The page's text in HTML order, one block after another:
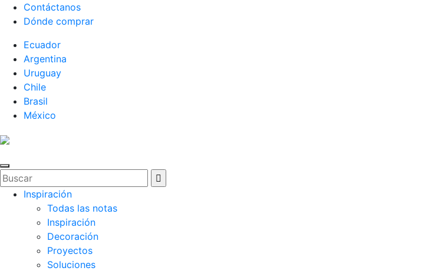
Contáctanos
Dónde comprar
Ecuador
Argentina
Uruguay
Chile
Brasil
México
Inspiración
Todas las notas
Inspiración
Decoración
Proyectos
Soluciones